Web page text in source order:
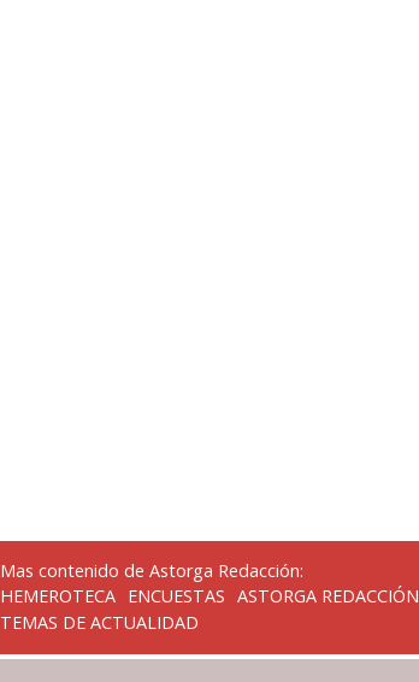
Mas contenido de Astorga Redacción:
HEMEROTECA ENCUESTAS ASTORGA REDACCIÓN
TEMAS DE ACTUALIDAD